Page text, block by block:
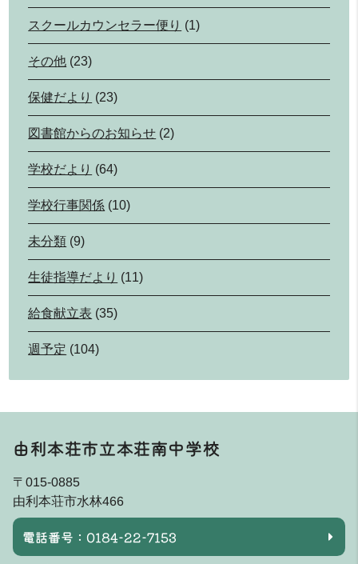
スクールカウンセラー便り (1)
その他 (23)
保健だより (23)
図書館からのお知らせ (2)
学校だより (64)
学校行事関係 (10)
未分類 (9)
生徒指導だより (11)
給食献立表 (35)
週予定 (104)
由利本荘市立本荘南中学校
〒015-0885
由利本荘市水林466
電話番号：0184-22-7153